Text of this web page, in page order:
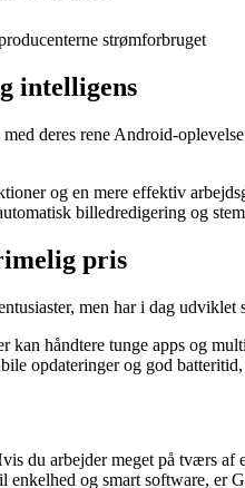
strømforbruget
intelligens
deres rene Android-
og en mere effektiv
billedredigering og
pris
men har i dag
kan håndtere tunge apps og
opdateringer og god
du arbejder meget på tværs
enkelhed og smart software,